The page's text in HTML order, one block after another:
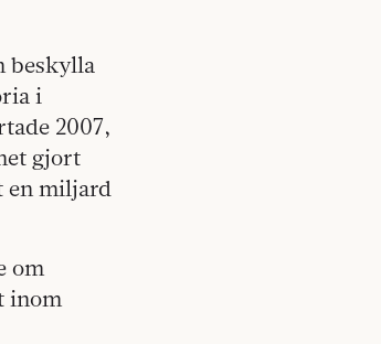
beskylla
i
2007,
gjort
en miljard
om
inom